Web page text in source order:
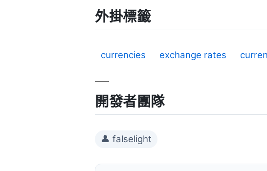
外掛標籤
currencies exchange rates
開發者團隊
👤 falselight